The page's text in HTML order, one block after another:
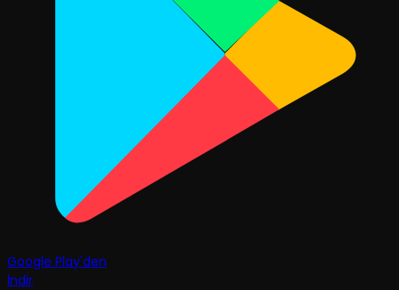
Google Play'den
İndir